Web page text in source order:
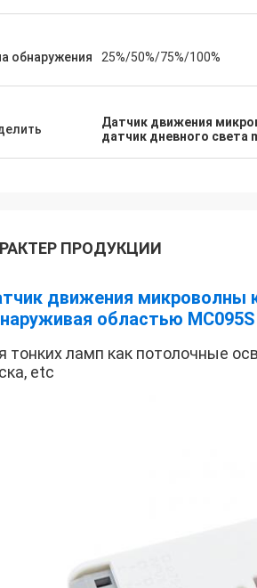
обнаружения 25%/50%/75%/100%
Датчик движения
датчик дневного света
ПРОДУКЦИИ
движения микроволны
областью MC095S
тонких ламп как потолочные
etc